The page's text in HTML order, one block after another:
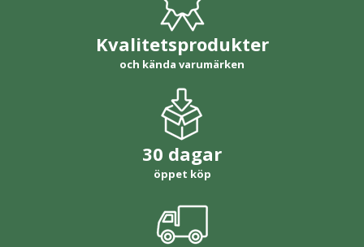
Kvalitetsprodukter
och kända varumärken
30 dagar
öppet köp